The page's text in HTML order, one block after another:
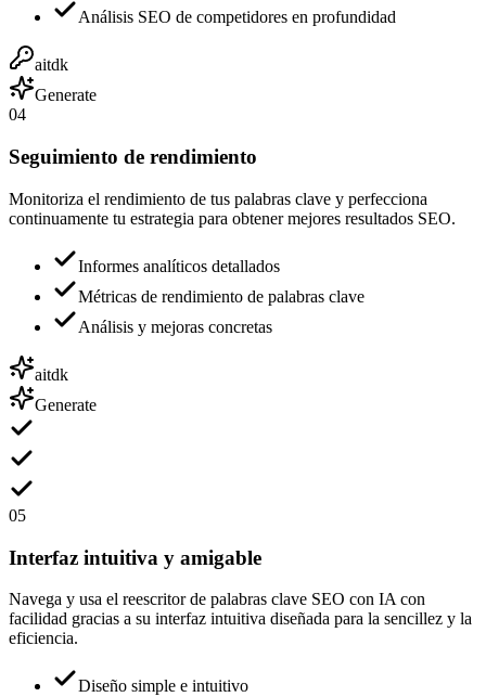
Análisis SEO de competidores en profundidad
aitdk
Generate
04
Seguimiento de rendimiento
Monitoriza el rendimiento de tus palabras clave y perfecciona
continuamente tu estrategia para obtener mejores resultados SEO.
Informes analíticos detallados
Métricas de rendimiento de palabras clave
Análisis y mejoras concretas
aitdk
Generate
05
Interfaz intuitiva y amigable
Navega y usa el reescritor de palabras clave SEO con IA con
facilidad gracias a su interfaz intuitiva diseñada para la sencillez y la
eficiencia.
Diseño simple e intuitivo